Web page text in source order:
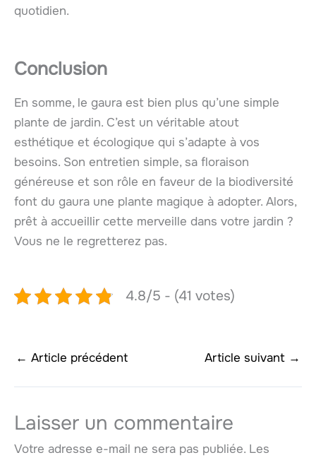
quotidien.
Conclusion
En somme, le gaura est bien plus qu’une simple
plante de jardin. C’est un véritable atout
esthétique et écologique qui s’adapte à vos
besoins. Son entretien simple, sa floraison
généreuse et son rôle en faveur de la biodiversité
font du gaura une plante magique à adopter. Alors,
prêt à accueillir cette merveille dans votre jardin ?
Vous ne le regretterez pas.
4.8/5 - (41 votes)
← Article précédent Article suivant →
Laisser un commentaire
Votre adresse e-mail ne sera pas publiée. Les